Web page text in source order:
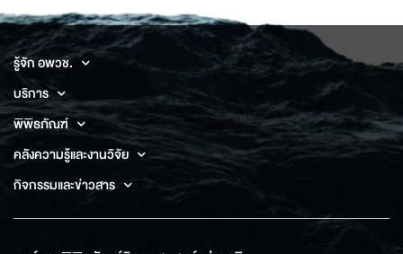
รู้จัก อพวช.
บริการ
พิพิธภัณฑ์
คลังความรู้และงานวิจัย
กิจกรรมและข่าวสาร